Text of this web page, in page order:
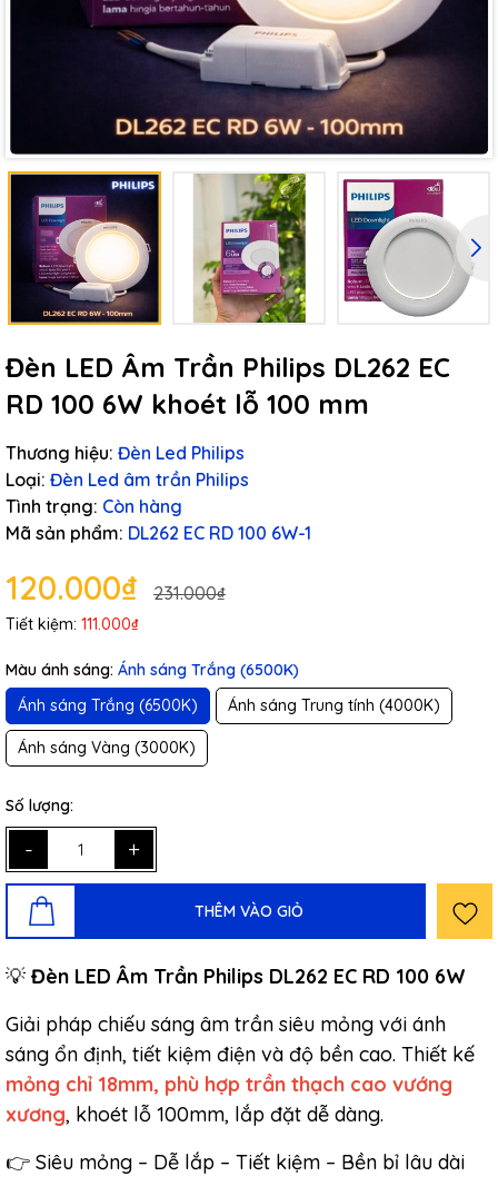
Đèn LED Âm Trần Philips DL262 EC
RD 100 6W khoét lỗ 100 mm
Thương hiệu: Đèn Led Philips
Loại: Đèn Led âm trần Philips
Tình trạng: Còn hàng
Mã sản phẩm: DL262 EC RD 100 6W-1
120.000₫ 231.000₫
Tiết kiệm: 111.000₫
Màu ánh sáng: Ánh sáng Trắng (6500K)
Ánh sáng Trắng (6500K)
Ánh sáng Trung tính (4000K)
Ánh sáng Vàng (3000K)
Số lượng:
- +
THÊM VÀO GIỎ
💡 Đèn LED Âm Trần Philips DL262 EC RD 100 6W
Giải pháp chiếu sáng âm trần siêu mỏng với ánh
sáng ổn định, tiết kiệm điện và độ bền cao. Thiết kế
mỏng chỉ 18mm, phù hợp trần thạch cao vướng
xương, khoét lỗ 100mm, lắp đặt dễ dàng.
👉 Siêu mỏng – Dễ lắp – Tiết kiệm – Bền bỉ lâu dài